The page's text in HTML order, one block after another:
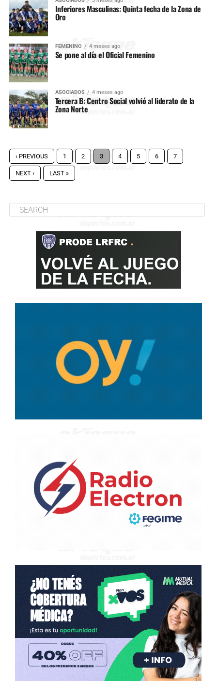
Inferiores Masculinas: Quinta fecha de la Zona de
Oro
FEMENINO 4 meses ago
Se pone al día el Oficial Femenino
ASOCIADOS 4 meses ago
Tercera B: Centro Social volvió al liderato de la
Zona Norte
‹ PREVIOUS 1 2 3 4 5 6 7
NEXT › LAST »